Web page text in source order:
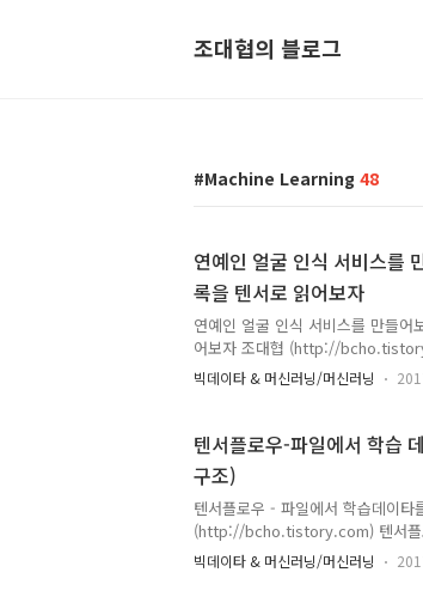
조대협의 블로그
Machine Learning 48
연예인 얼굴 인식 서비스를
록을 텐서로 읽어보자
연예인 얼굴 인식 서비스를 만들어
어보자 조대협 (http://
(http://bcho.tistory.com/1166) 에
를 통해서 96x96 사이즈로 만드는
펴보겠다. 파일에서 학습데이타를
참고하기 바란
다.http://bcho.tistory.com/
일 포맷은 다음과 같다/Users/
빅데이타 & 머신러닝/머신러닝
텐서플로우-파일에서 학습
구조)
텐서플로우 - 파일에서 학습데이타
(http://bcho.tistory.com) 텐서플
고 하니 생각보다 데이타 처리에 대
알게되었다. MNIST와 같은 예제
빅데이타 & 머신러닝/머신러닝